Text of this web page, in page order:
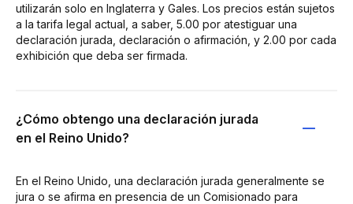
utilizarán solo en Inglaterra y Gales. Los precios están sujetos
a la tarifa legal actual, a saber, 5.00 por atestiguar una
declaración jurada, declaración o afirmación, y 2.00 por cada
exhibición que deba ser firmada.
¿Cómo obtengo una declaración jurada
en el Reino Unido?
En el Reino Unido, una declaración jurada generalmente se
jura o se afirma en presencia de un Comisionado para